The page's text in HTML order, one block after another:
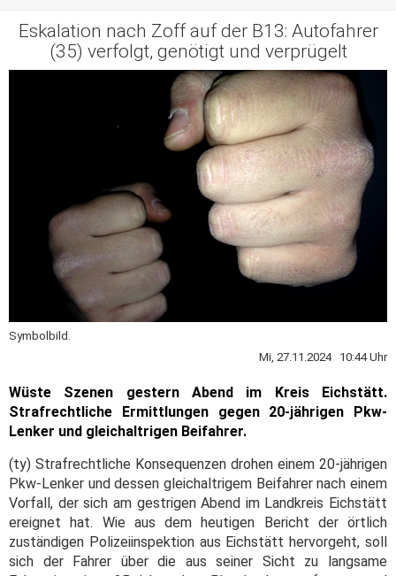
Eskalation nach Zoff auf der B13: Autofahrer
(35) verfolgt, genötigt und verprügelt
Symbolbild.
Mi, 27.11.2024 10:44 Uhr
Wüste Szenen gestern Abend im Kreis Eichstätt.
Strafrechtliche Ermittlungen gegen 20-jährigen Pkw-
Lenker und gleichaltrigen Beifahrer.
(ty) Strafrechtliche Konsequenzen drohen einem 20-jährigen
Pkw-Lenker und dessen gleichaltrigem Beifahrer nach einem
Vorfall, der sich am gestrigen Abend im Landkreis Eichstätt
ereignet hat. Wie aus dem heutigen Bericht der örtlich
zuständigen Polizeiinspektion aus Eichstätt hervorgeht, soll
sich der Fahrer über die aus seiner Sicht zu langsame